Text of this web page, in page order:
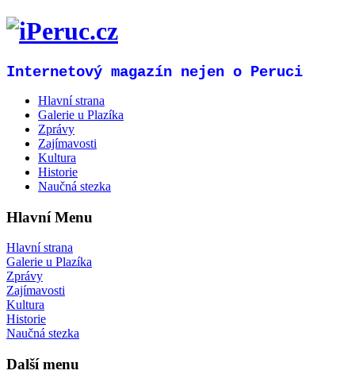
Internetový magazín nejen o Peruci
Hlavní strana
Galerie u Plazíka
Zprávy
Zajímavosti
Kultura
Historie
Naučná stezka
Hlavní Menu
Hlavní strana
Galerie u Plazíka
Zprávy
Zajímavosti
Kultura
Historie
Naučná stezka
Další menu